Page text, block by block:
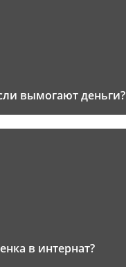
вымогают деньги?
в интернат?